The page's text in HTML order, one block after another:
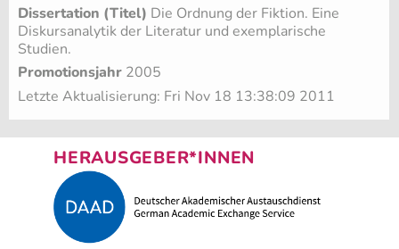
Dissertation (Titel) Die Ordnung der Fiktion. Eine
Diskursanalytik der Literatur und exemplarische
Studien.
Promotionsjahr 2005
Letzte Aktualisierung: Fri Nov 18 13:38:09 2011
HERAUSGEBER*INNEN